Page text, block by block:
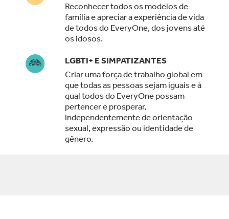
Reconhecer todos os modelos de
família e apreciar a experiência de vida
de todos do EveryOne, dos jovens até
os idosos.
LGBTI+ E SIMPATIZANTES
Criar uma força de trabalho global em
que todas as pessoas sejam iguais e à
qual todos do EveryOne possam
pertencer e prosperar,
independentemente de orientação
sexual, expressão ou identidade de
gênero.